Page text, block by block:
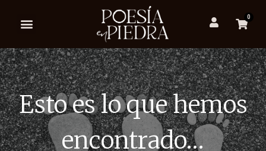
0
Esto es lo que hemos
encontrado…